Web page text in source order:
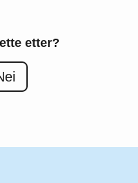
etter?